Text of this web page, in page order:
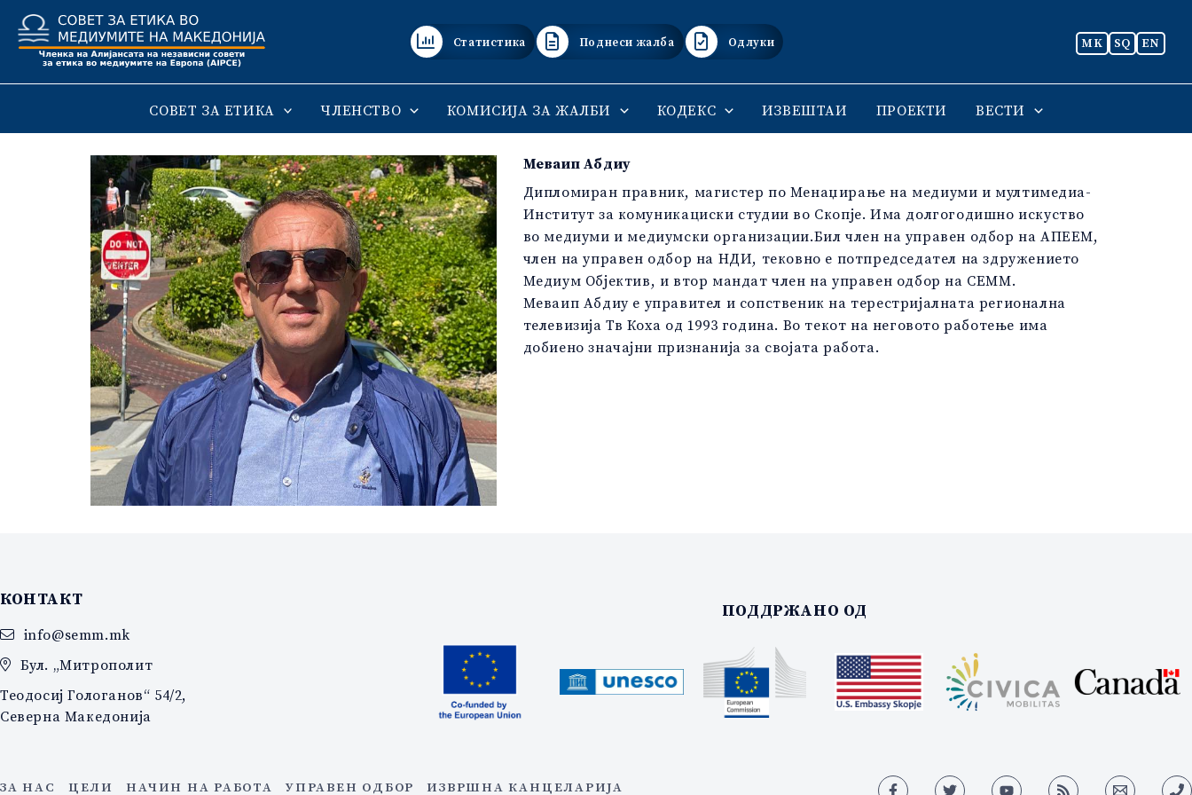
Skip
content
Статистика Поднеси жалба Одлуки MK SQ EN
СОВЕТ ЗА ЕТИКА ЧЛЕНСТВО КОМИСИЈА ЗА ЖАЛБИ КОДЕКС ИЗВЕШТАИ ПРОЕКТИ ВЕСТИ
Меваип Абдиу
Дипломиран правник, магистер по Менаџирање на медиуми и мултимедиа-
Институт за комуникациски студии во Скопје. Има долгогодишно искуство
во медиуми и медиумски организации.Бил член на управен одбор на АПЕЕМ,
член на управен одбор на НДИ, тековно е потпредседател на здружението
Медиум Објектив, и втор мандат член на управен одбор на СЕММ.
Меваип Абдиу е управител и сопственик на терестријалната регионална
телевизија Тв Коха од 1993 година. Во текот на неговото работење има
добиено значајни признанија за својата работа.
КОНТАКТ
info@semm.mk
Бул. „Митрополит
Теодосиј Гологанов“ 54/2,
Северна Македонија
ПОДДРЖАНО ОД
ЗА НАС ЦЕЛИ НАЧИН НА РАБОТА УПРАВЕН ОДБОР ИЗВРШНА КАНЦЕЛАРИЈА